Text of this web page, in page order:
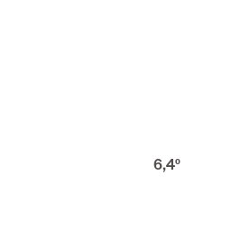
6,4º